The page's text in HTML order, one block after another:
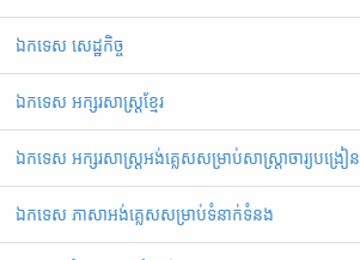
ឯកទេស សេដ្ឋកិច្ច
ឯកទេស អក្សរសាស្ត្រខ្មែរ
ឯ​ក​ទេស​ ​អក្សរសាស្ត្រអង់គ្លេសសម្រាប់សាស្ត្រាចារ្យបង្រៀន
ឯកទេស ភាសាអង់គ្លេសសម្រាប់ទំនាក់ទំនង